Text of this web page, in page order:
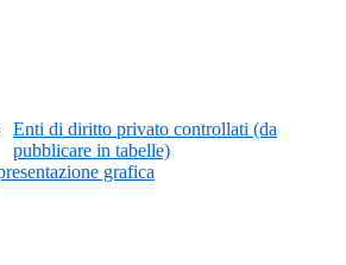
Enti di diritto privato controllati (da
pubblicare in tabelle)
grafica